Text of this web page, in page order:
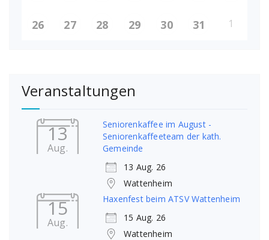
26 27 28 29 30 31 1
Veranstaltungen
13
Aug.
Seniorenkaffee im August -
Seniorenkaffeeteam der kath.
Gemeinde
13 Aug. 26
Wattenheim
15
Aug.
Haxenfest beim ATSV Wattenheim
15 Aug. 26
Wattenheim